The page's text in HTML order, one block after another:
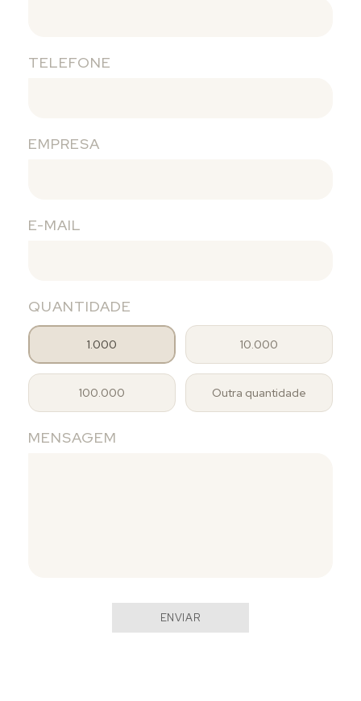
TELEFONE
EMPRESA
E-MAIL
QUANTIDADE
1.000 10.000
100.000 Outra quantidade
MENSAGEM
ENVIAR